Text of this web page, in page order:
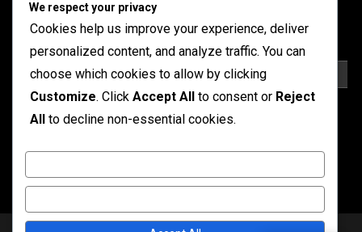
Zásady ochrany osobních údajů
KATEGORIE
4-2-4 Hráčské role
Strategie formace 4-2-4
Theme: News Portal byMystery Themes
We respect your privacy
Cookies help us improve your experience, deliver
personalized content, and analyze traffic. You can
choose which cookies to allow by clicking
Customize. Click Accept All to consent or Reject
All to decline non-essential cookies.